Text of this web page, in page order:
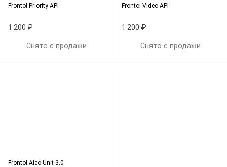
Frontol Priority API
1 200 ₽
Снято с продажи
Frontol Video API
1 200 ₽
Снято с продажи
Frontol Alco Unit 3.0